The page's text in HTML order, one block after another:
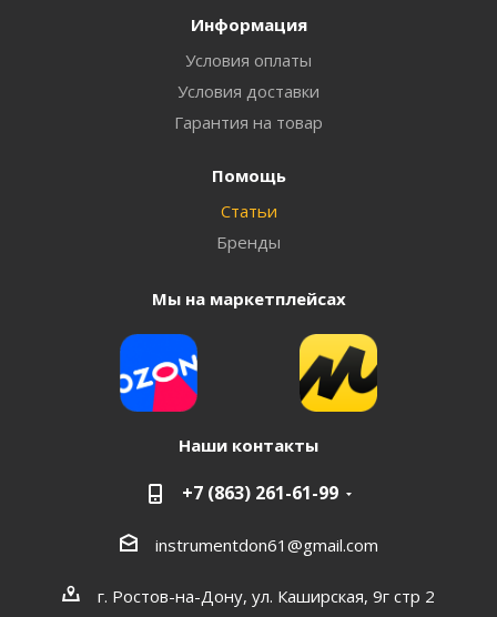
Информация
Условия оплаты
Условия доставки
Гарантия на товар
Помощь
Статьи
Бренды
Мы на маркетплейсах
Наши контакты
+7 (863) 261-61-99
instrumentdon61@gmail.com
г. Ростов-на-Дону, ул. Каширская, 9г стр 2